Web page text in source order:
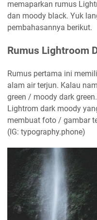
memaparkan rumus
dan moody black. Yuk
pembahasannya berikut.
Rumus Lightroom
Rumus pertama ini
alam air terjun. Kalau
green / moody dark
Lightrom dark moody
membuat foto / gambar
(IG: typography.phone)